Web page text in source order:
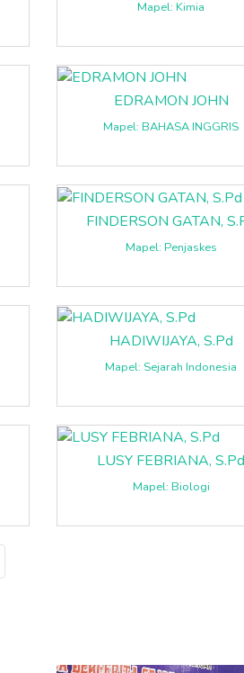
Mapel: Kimia
EDRAMON JOHN
Mapel: BAHASA INGGRIS
FINDERSON GATAN,
Mapel: Penjaskes
HADIWIJAYA, S.Pd
Mapel: Sejarah Indonesia
LUSY FEBRIANA, S.Pd
Mapel: Biologi